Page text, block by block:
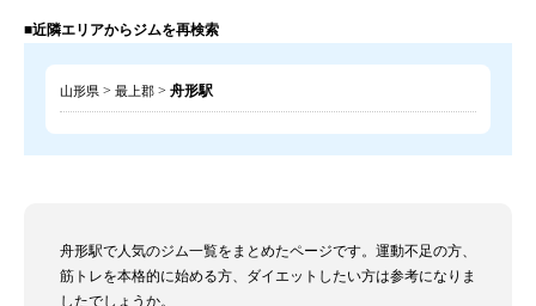
■近隣エリアからジムを再検索
山形県 > 最上郡 > 舟形駅
舟形駅で人気のジム一覧をまとめたページです。運動不足の方、
筋トレを本格的に始める方、ダイエットしたい方は参考になりま
したでしょうか。